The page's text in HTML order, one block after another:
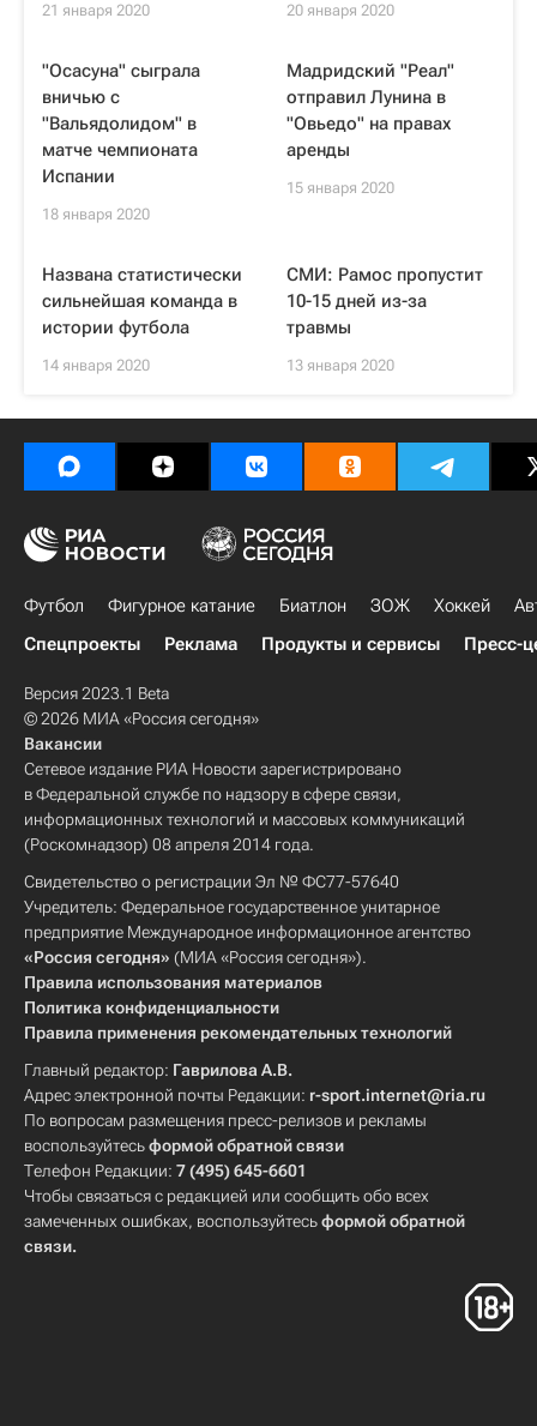
21 января 2020 20 января 2020
"Осасуна" сыграла
вничью с
"Вальядолидом" в
матче чемпионата
Испании
18 января 2020
Мадридский "Реал"
отправил Лунина в
"Овьедо" на правах
аренды
15 января 2020
Названа статистически
сильнейшая команда в
истории футбола
14 января 2020
СМИ: Рамос пропустит
10-15 дней из-за
травмы
13 января 2020
Футбол Фигурное катание Биатлон ЗОЖ Хоккей
Спецпроекты
Реклама Продукты и сервисы Пресс-
Версия 2023.1 Beta
© 2026 МИА «Россия сегодня»
Вакансии
Сетевое издание РИА Новости зарегистрировано
в Федеральной службе по надзору в сфере связи,
информационных технологий и массовых коммуникаций
(Роскомнадзор) 08 апреля 2014 года.
Свидетельство о регистрации Эл № ФС77-57640
Учредитель: Федеральное государственное унитарное
предприятие Международное информационное агентство
«Россия сегодня» (МИА «Россия сегодня»).
Правила использования материалов
Политика конфиденциальности
Правила применения рекомендательных технологий
Главный редактор: Гаврилова А.В.
Адрес электронной почты Редакции: r-sport.internet@ria.ru
По вопросам размещения пресс-релизов и рекламы
воспользуйтесьформой обратной связи
Телефон Редакции: 7 (495) 645-6601
Чтобы связаться с редакцией или сообщить обо всех
замеченных ошибках, воспользуйтесьформой обратной
связи.